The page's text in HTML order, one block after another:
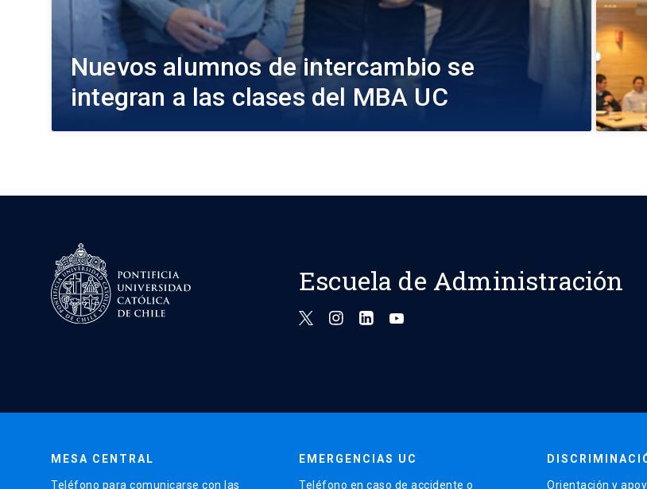
Nuevos alumnos de intercambio se
integran a las clases del MBA UC
Escuela de Administración
MESA CENTRAL
Teléfono para comunicarse con las
EMERGENCIAS UC
Teléfono en caso de accidente o Orientación y